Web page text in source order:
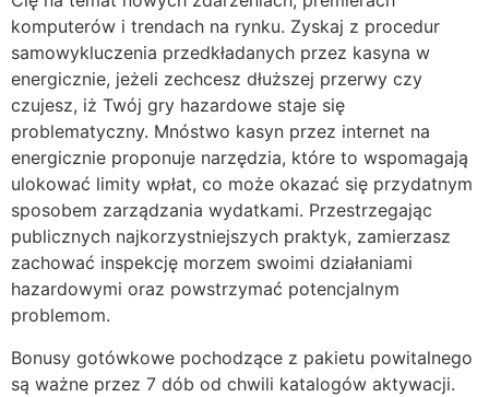
komputerów i trendach na rynku. Zyskaj z procedur
samowykluczenia przedkładanych przez kasyna w
energicznie, jeżeli zechcesz dłuższej przerwy czy
czujesz, iż Twój gry hazardowe staje się
problematyczny. Mnóstwo kasyn przez internet na
energicznie proponuje narzędzia, które to wspomagają
ulokować limity wpłat, co może okazać się przydatnym
sposobem zarządzania wydatkami. Przestrzegając
publicznych najkorzystniejszych praktyk, zamierzasz
zachować inspekcję morzem swoimi działaniami
hazardowymi oraz powstrzymać potencjalnym
problemom.
Bonusy gotówkowe pochodzące z pakietu powitalnego
są ważne przez 7 dób od chwili katalogów aktywacji.